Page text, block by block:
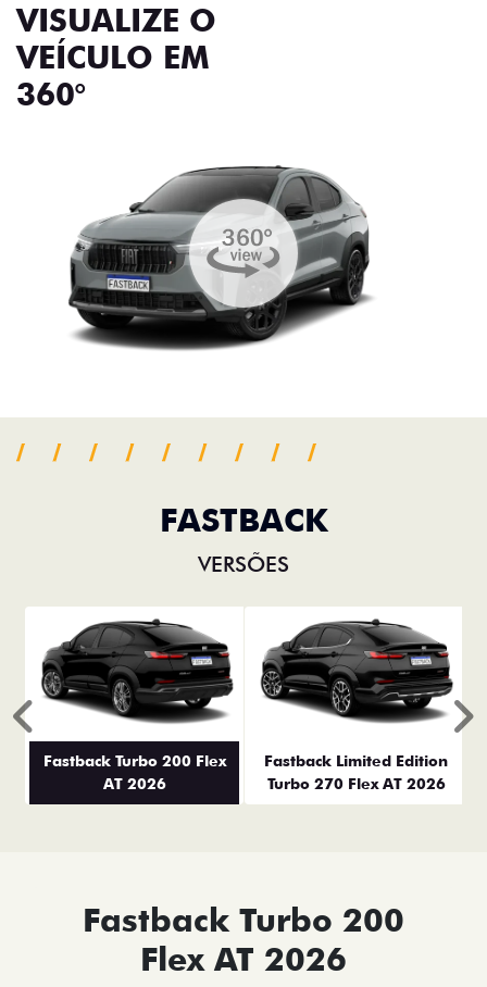
VISUALIZE O
VEÍCULO EM
360°
FASTBACK
VERSÕES
Fastback Turbo 200 Flex
AT 2026
Fastback Limited Edition
Turbo 270 Flex AT 2026
Anterior
Fastback Turbo 200
Flex AT 2026